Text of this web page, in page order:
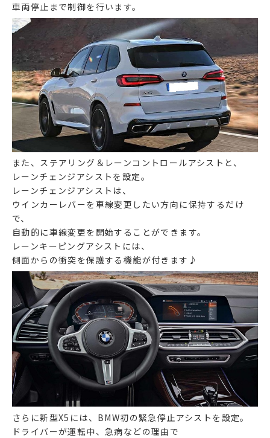
車両停止まで制御を行います。
また、ステアリング＆レーンコントロールアシストと、
レーンチェンジアシストを設定。
レーンチェンジアシストは、
ウインカーレバーを車線変更したい方向に保持するだけ
で、
自動的に車線変更を開始することができます。
レーンキーピングアシストには、
側面からの衝突を保護する機能が付きます♪
さらに新型X5には、BMW初の緊急停止アシストを設定。
ドライバーが運転中、急病などの理由で